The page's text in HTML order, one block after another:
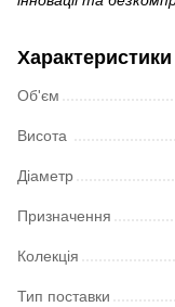
Характеристики
Об'єм
Висота
Діаметр
Призначення
Колекція
Тип поставки